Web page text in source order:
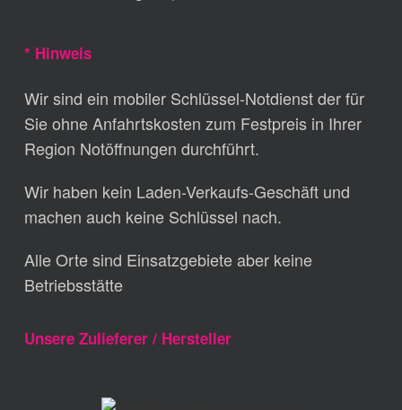
* Hinweis
Wir sind ein mobiler Schlüssel-Notdienst der für
Sie ohne Anfahrtskosten zum Festpreis in Ihrer
Region Notöffnungen durchführt.
Wir haben kein Laden-Verkaufs-Geschäft und
machen auch keine Schlüssel nach.
Alle Orte sind Einsatzgebiete aber keine
Betriebsstätte
Unsere Zulieferer / Hersteller